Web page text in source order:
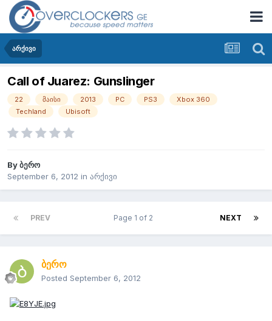
არქივი
Call of Juarez: Gunslinger
22 მაისი 2013 PC PS3
Xbox 360
Techland
Ubisoft
Byბერო
September 6, 2012 in არქივი
PREV NEXT
Page 1 of 2
ბერო
Posted September 6, 2012